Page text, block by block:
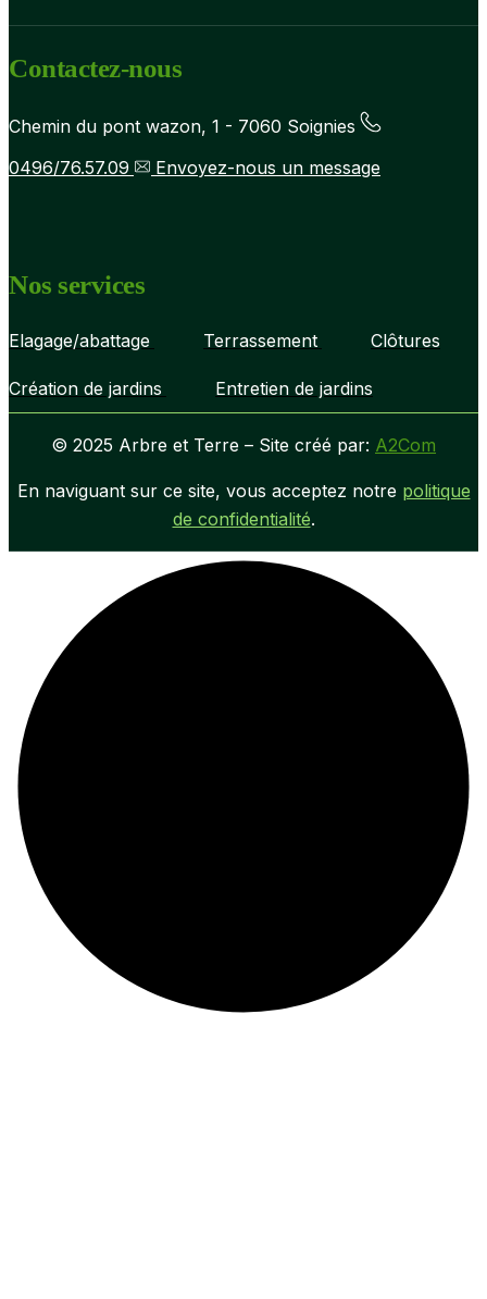
Contactez-nous
Chemin du pont wazon, 1 - 7060 Soignies
0496/76.57.09
Envoyez-nous un message
Nos services
Elagage/abattage Terrassement Clôtures
Création de jardins Entretien de jardins
© 2025 Arbre et Terre – Site créé par: A2Com
En naviguant sur ce site, vous acceptez notre politique
de confidentialité.